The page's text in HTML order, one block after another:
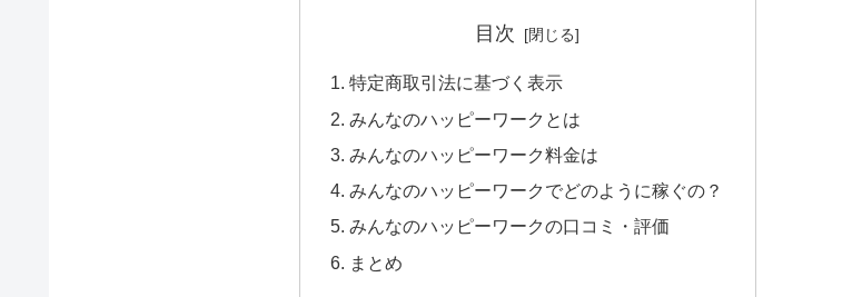
目次
特定商取引法に基づく表示
みんなのハッピーワークとは
みんなのハッピーワーク料金は
みんなのハッピーワークでどのように稼ぐの？
みんなのハッピーワークの口コミ・評価
まとめ